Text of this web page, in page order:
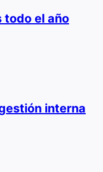
todo el año
interna